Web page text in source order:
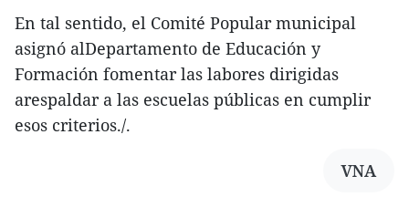
En tal sentido, el Comité Popular municipal
asignó alDepartamento de Educación y
Formación fomentar las labores dirigidas
arespaldar a las escuelas públicas en cumplir
esos criterios./.
VNA